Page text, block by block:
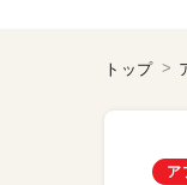
トップ
ア